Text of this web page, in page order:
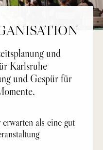
und
Karlsruhe
und Gespür für
als eine gut